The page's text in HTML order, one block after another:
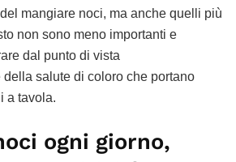
mangiare noci, ma anche quelli più
non sono meno importanti e
dal punto di vista
della salute di coloro che portano
a tavola.
ogni giorno,